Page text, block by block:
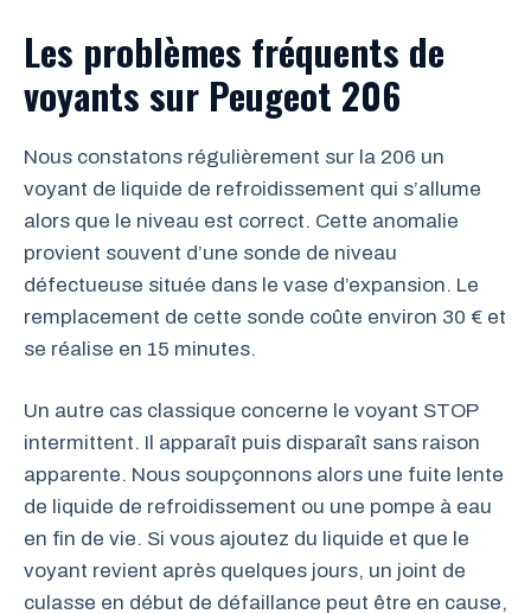
Les problèmes fréquents de
voyants sur Peugeot 206
Nous constatons régulièrement sur la 206 un
voyant de liquide de refroidissement qui s’allume
alors que le niveau est correct. Cette anomalie
provient souvent d’une sonde de niveau
défectueuse située dans le vase d’expansion. Le
remplacement de cette sonde coûte environ 30 € et
se réalise en 15 minutes.
Un autre cas classique concerne le voyant STOP
intermittent. Il apparaît puis disparaît sans raison
apparente. Nous soupçonnons alors une fuite lente
de liquide de refroidissement ou une pompe à eau
en fin de vie. Si vous ajoutez du liquide et que le
voyant revient après quelques jours, un joint de
culasse en début de défaillance peut être en cause,